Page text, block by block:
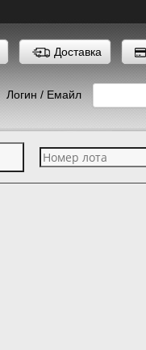
Доставка
Логин / Емайл